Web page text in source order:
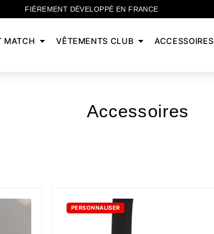
FIÈREMENT DÉVELOPPÉ EN FRANCE
MATCH VÊTEMENTS CLUB ACCESSOIRES
Accessoires
PERSONNALISER